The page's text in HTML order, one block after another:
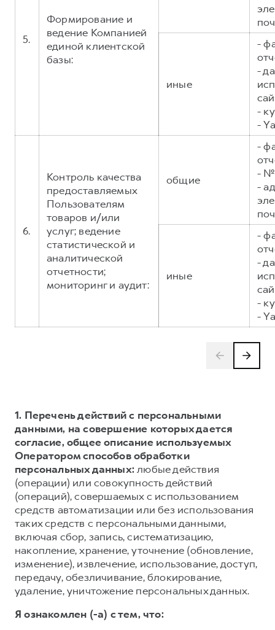
5.
Формирование и
ведение Компанией
единой клиентской
базы:
иные
-
-
-
-
6.
Контроль качества
предоставляемых
Пользователям
товаров и/или
услуг; ведение
статистической и
аналитической
отчетности;
мониторинг и аудит:
общие
-
- №
-
иные
-
-
-
-
1. Перечень действий с персональными
данными, на совершение которых дается
согласие, общее описание используемых
Оператором способов обработки
персональных данных:любые действия
(операции) или совокупность действий
(операций), совершаемых с использованием
средств автоматизации или без использования
таких средств с персональными данными,
включая сбор, запись, систематизацию,
накопление, хранение, уточнение (обновление,
изменение), извлечение, использование, доступ,
передачу, обезличивание, блокирование,
удаление, уничтожение персональных данных.
Я ознакомлен (-а) с тем, что: